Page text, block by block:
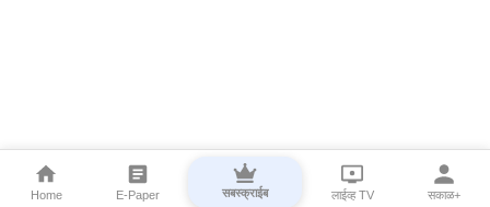
Home E-Paper सबस्क्राईब लाईव्ह TV सकाळ+